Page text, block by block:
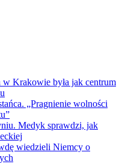
Krakowie była jak centrum
„Pragnienie wolności
Medyk sprawdzi, jak
wiedzieli Niemcy o